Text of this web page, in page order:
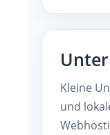
Kleine
und